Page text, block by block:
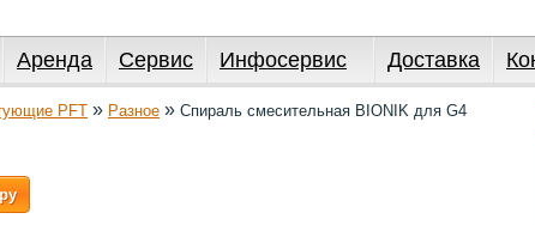
Аренда Сервис Инфосервис Доставка
PFT » Разное » Спираль смесительная BIONIK для G4